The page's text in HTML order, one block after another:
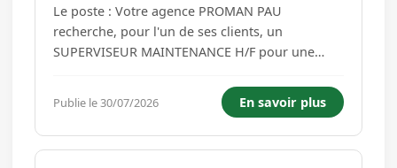
Le poste : Votre agence PROMAN PAU
recherche, pour l'un de ses clients, un
SUPERVISEUR MAINTENANCE H/F pour une
Coordonne les opérations de maintenance dans
son domaine de compétence : mécanique
générale (chaudronnerie, tuyauterie et
accessoires,...
Publie le 30/07/2026 En savoir plus